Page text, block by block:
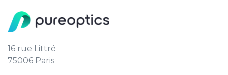
16 rue Littré
75006 Paris